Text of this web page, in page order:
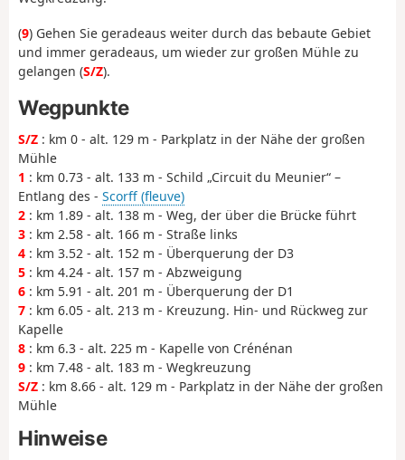
(9) Gehen Sie geradeaus weiter durch das bebaute Gebiet
und immer geradeaus, um wieder zur großen Mühle zu
gelangen (S/Z).
Wegpunkte
S/Z : km 0 - alt. 129 m - Parkplatz in der Nähe der großen
Mühle
1 : km 0.73 - alt. 133 m - Schild „Circuit du Meunier“ –
Entlang des - Scorff (fleuve)
2 : km 1.89 - alt. 138 m - Weg, der über die Brücke führt
3 : km 2.58 - alt. 166 m - Straße links
4 : km 3.52 - alt. 152 m - Überquerung der D3
5 : km 4.24 - alt. 157 m - Abzweigung
6 : km 5.91 - alt. 201 m - Überquerung der D1
7 : km 6.05 - alt. 213 m - Kreuzung. Hin- und Rückweg zur
Kapelle
8 : km 6.3 - alt. 225 m - Kapelle von Crénénan
9 : km 7.48 - alt. 183 m - Wegkreuzung
S/Z : km 8.66 - alt. 129 m - Parkplatz in der Nähe der großen
Mühle
Hinweise